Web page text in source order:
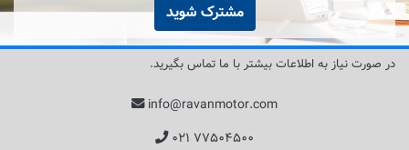
مشترک شوید
در صورت نیاز به اطلاعات بیشتر با ما تماس بگیرید.
info@ravanmotor.com
۰۲۱ ۷۷۵۰۴۵۰۰